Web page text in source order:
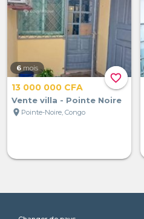
favorite_border
6 mois
13 000 000 CFA
Vente villa - Pointe Noire
location_on Pointe-Noire, Congo